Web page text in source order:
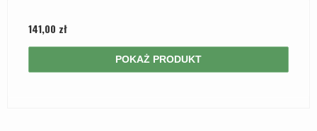
141,00 zł
POKAŻ PRODUKT